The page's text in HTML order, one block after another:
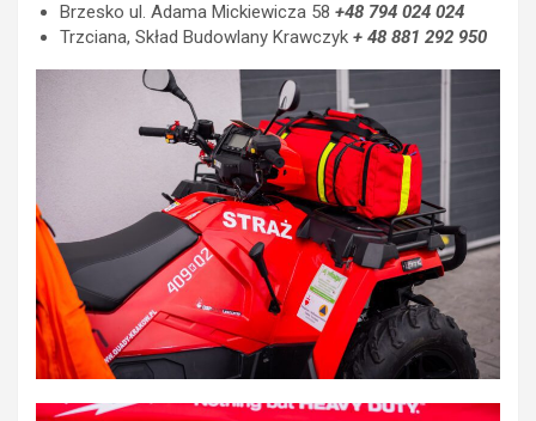
Brzesko ul. Adama Mickiewicza 58 +48 794 024 024
Trzciana, Skład Budowlany Krawczyk + 48 881 292 950